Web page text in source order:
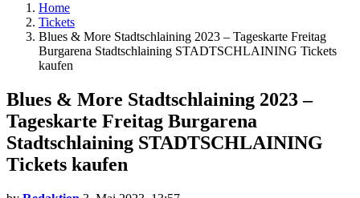
Home
Tickets
Blues & More Stadtschlaining 2023 – Tageskarte Freitag
Burgarena Stadtschlaining STADTSCHLAINING Tickets
kaufen
Blues & More Stadtschlaining 2023 –
Tageskarte Freitag Burgarena
Stadtschlaining STADTSCHLAINING
Tickets kaufen